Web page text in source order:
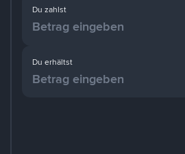
Du zahlst
Du erhältst